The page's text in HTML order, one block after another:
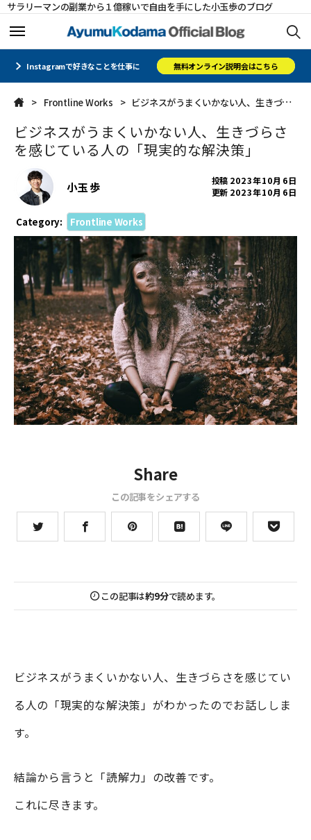
サラリーマンの副業から１億稼いで自由を手にした小玉歩のブログ
ホーム
メルマガ
コミュニティ
オフィシャルサイト
CLOSE
ホーム
メルマガ
コミュニティ
オフィシャルサイト
CLOSE
Instagramで好きなことを仕事に 無料オンライン説明会はこちら
Frontline Works ビジネスがうまくいかない人、生きづらさを感じている人の「現実的な解決策」
ビジネスがうまくいかない人、生きづらさ
を感じている人の「現実的な解決策」
小玉 歩 投稿 2023年10月6日
更新 2023年10月6日
Category: Frontline Works
Share
この記事をシェアする
この記事は約9分で読めます。
ビジネスがうまくいかない人、生きづらさを感じてい
る人の「現実的な解決策」がわかったのでお話ししま
す。
結論から言うと「読解力」の改善です。
これに尽きます。